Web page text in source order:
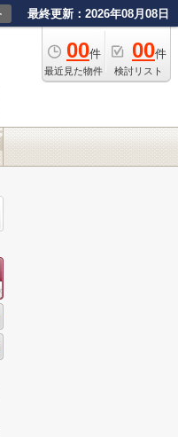
最終更新：2026年08月08日
00件
最近見た物件
00件
検討リスト